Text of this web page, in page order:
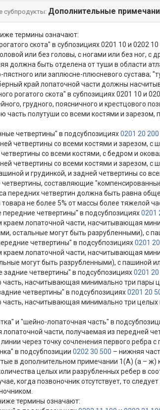
субпродукты: Дополнительные
термины означают:
скота" в субпозициях 0201 10 и 0202
или без головы, с ногами или без ног,
должна быть отделена от туши в области
пястного или заплюсне-плюсневого
край лопаточной части должны
рогатого скота" в субпозициях 0201 10 и
грудного, поясничного и крестцового
часть полутуши со всеми костями и
четвертины" в подсубпозициях0201 20 200
четвертины со всеми костями и зарезом,
со всеми костями, с бедром и
четвертины со всеми костями и зарезом,
и грудинкой, и задней четвертины со
четвертины, составляющие
передних четвертин должна быть равна
товара не более 5% от массы более тяжелой
четвертины" в подсубпозициях0201
лопаточной части, насчитывающая
остальные могут быть разрубленными), с
четвертины" в подсубпозициях0201
краем лопаточной части, насчитывающая
могут быть разрубленными), с пашиной
задние четвертины" в подсубпозициях0201 20
насчитывающая минимально три пары
четвертины" в подсубпозициях0201 20
насчитывающая минимально три целых
и "шейно-лопаточная часть" в
лопаточной части, получаемая из передней
через точку сочленения первого ребра
в подсубпозиции 0202 30 500 – нижняя
в дополнительном примечании 1(А) (а – ж)
целых или разрубленных ребер в
когда позвоночник отсутствует, то
термины означают: